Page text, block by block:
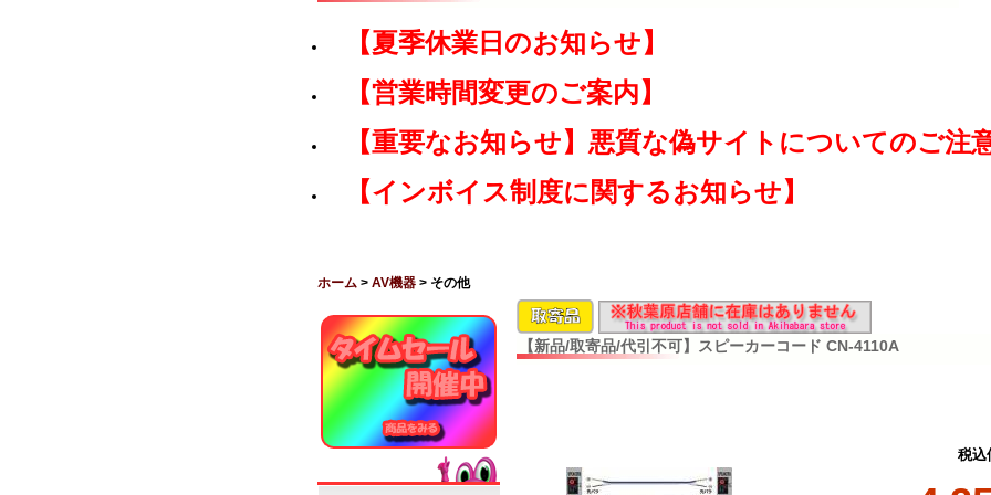
【夏季休業日のお知らせ】
【営業時間変更のご案内】
【重要なお知らせ】悪質な偽サイトについてのご注
【インボイス制度に関するお知らせ】
ホーム > AV機器 > その他
【新品/取寄品/代引不可】スピーカーコード CN-4110A
税込